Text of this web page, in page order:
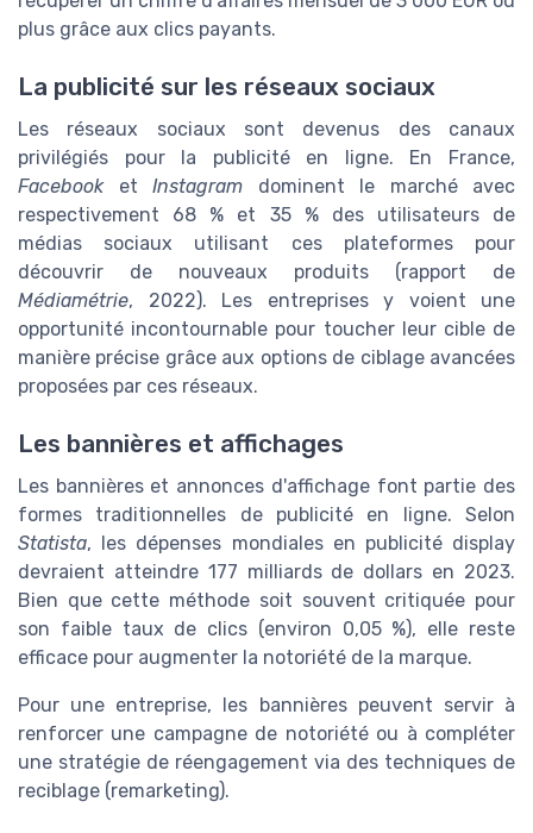
plus grâce aux clics payants.
La publicité sur les réseaux sociaux
Les réseaux sociaux sont devenus des canaux
privilégiés pour la publicité en ligne. En France,
Facebooket Instagram dominent le marché avec
respectivement 68 % et 35 % des utilisateurs de
médias sociaux utilisant ces plateformes pour
découvrir de nouveaux produits (rapport de
Médiamétrie, 2022). Les entreprises y voient une
opportunité incontournable pour toucher leur cible de
manière précise grâce aux options de ciblage avancées
proposées par ces réseaux.
Les bannières et affichages
Les bannières et annonces d'affichage font partie des
formes traditionnelles de publicité en ligne. Selon
Statista, les dépenses mondiales en publicité display
devraient atteindre 177 milliards de dollars en 2023.
Bien que cette méthode soit souvent critiquée pour
son faible taux de clics (environ 0,05 %), elle reste
efficace pour augmenter la notoriété de la marque.
Pour une entreprise, les bannières peuvent servir à
renforcer une campagne de notoriété ou à compléter
une stratégie de réengagement via des techniques de
reciblage (remarketing).